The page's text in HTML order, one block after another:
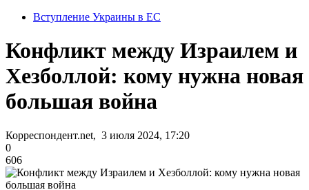
Вступление Украины в ЕС
Конфликт между Израилем и
Хезболлой: кому нужна новая
большая война
Корреспондент.net, 3 июля 2024, 17:20
0
606